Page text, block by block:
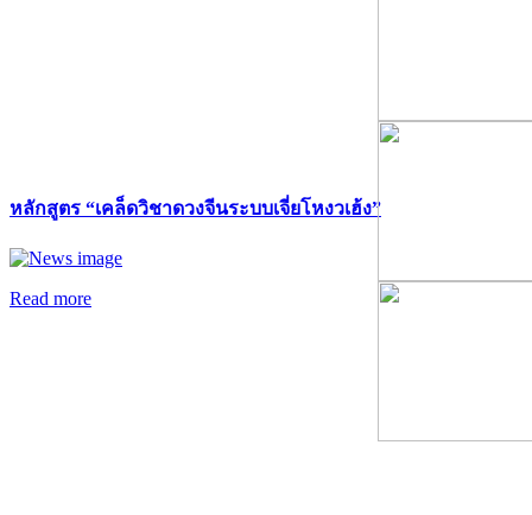
หลักสูตร “เคล็ดวิชาดวงจีนระบบเจี่ยโหงวเฮ้ง”
Read more